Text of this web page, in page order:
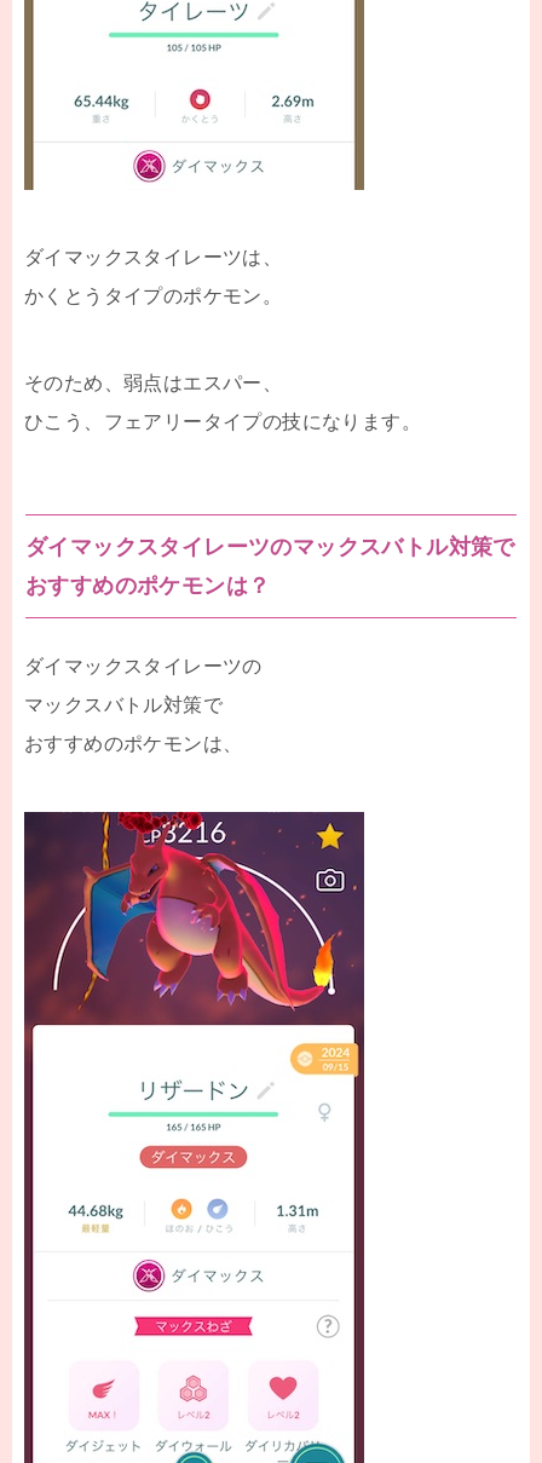
ダイマックスタイレーツは、
かくとうタイプのポケモン。
そのため、弱点はエスパー、
ひこう、フェアリータイプの技になります。
ダイマックスタイレーツのマックスバトル対策で
おすすめのポケモンは？
ダイマックスタイレーツの
マックスバトル対策で
おすすめのポケモンは、